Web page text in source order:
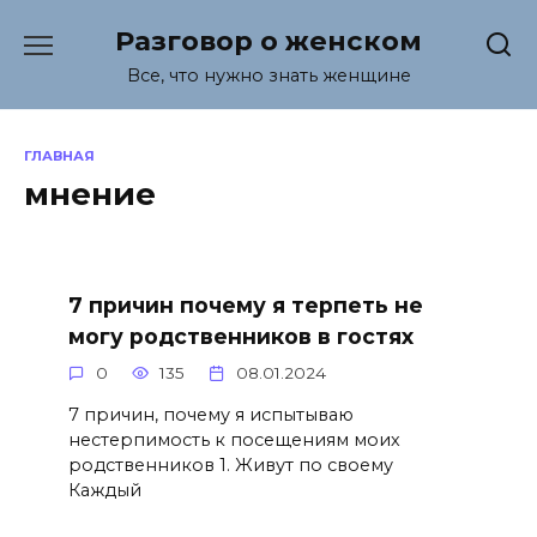
содержанию
Разговор о женском
Все, что нужно знать женщине
ГЛАВНАЯ
мнение
7 причин почему я терпеть не
могу родственников в гостях
0 135 08.01.2024
7 причин, почему я испытываю
нестерпимость к посещениям моих
родственников 1. Живут по своему
Каждый